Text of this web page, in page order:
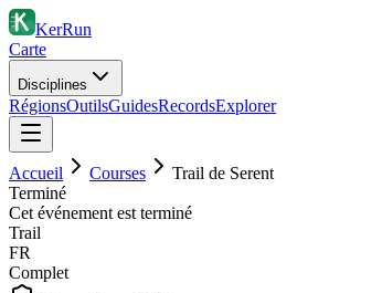
KerRun
Carte
Disciplines
RégionsOutilsGuidesRecordsExplorer
Accueil Courses
Trail de Serent
Terminé
Cet événement est terminé
Trail
FR
Complet